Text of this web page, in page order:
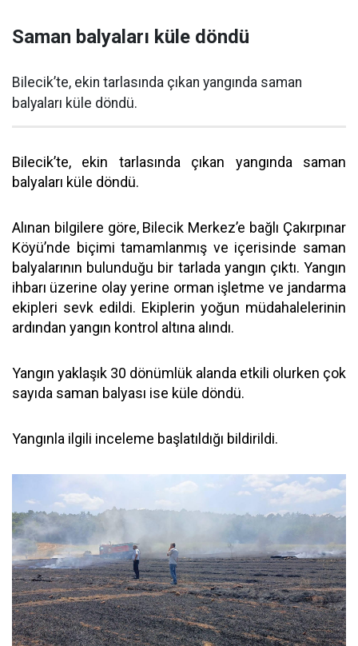
Saman balyaları küle döndü
Bilecik’te, ekin tarlasında çıkan yangında saman
balyaları küle döndü.
Bilecik’te, ekin tarlasında çıkan yangında saman
balyaları küle döndü.
Alınan bilgilere göre, Bilecik Merkez’e bağlı Çakırpınar
Köyü’nde biçimi tamamlanmış ve içerisinde saman
balyalarının bulunduğu bir tarlada yangın çıktı. Yangın
ihbarı üzerine olay yerine orman işletme ve jandarma
ekipleri sevk edildi. Ekiplerin yoğun müdahalelerinin
ardından yangın kontrol altına alındı.
Yangın yaklaşık 30 dönümlük alanda etkili olurken çok
sayıda saman balyası ise küle döndü.
Yangınla ilgili inceleme başlatıldığı bildirildi.